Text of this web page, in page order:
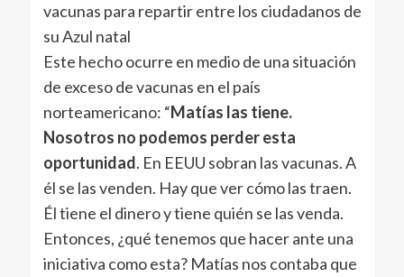
vacunas para repartir entre los ciudadanos de
su Azul natal
Este hecho ocurre en medio de una situación
de exceso de vacunas en el país
norteamericano: “Matías las tiene.
Nosotros no podemos perder esta
oportunidad. En EEUU sobran las vacunas. A
él se las venden. Hay que ver cómo las traen.
Él tiene el dinero y tiene quién se las venda.
Entonces, ¿qué tenemos que hacer ante una
iniciativa como esta? Matías nos contaba que